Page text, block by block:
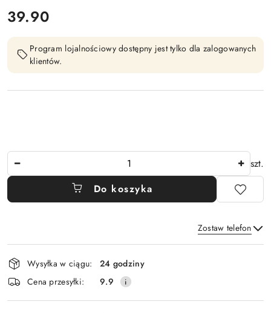
cena:
39.90
Program lojalnościowy dostępny jest tylko dla zalogowanych
klientów.
szt.
Do koszyka
Zostaw telefon
Wyślij
Dostępność
i
dostawa
Wysyłka w ciągu:
24 godziny
Cena przesyłki:
9.9